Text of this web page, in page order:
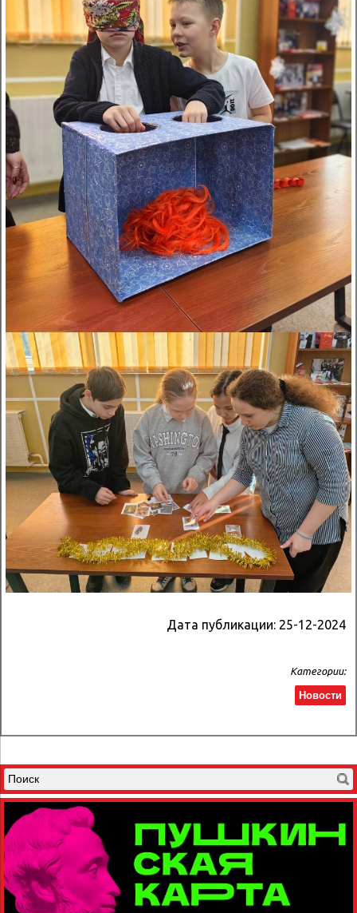
Дата публикации: 25-12-2024
Категории:
Новости